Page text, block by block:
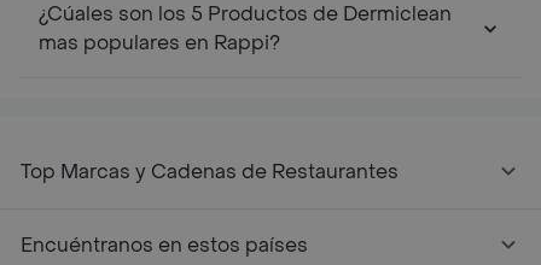
¿Cúales son los 5 Productos de Dermiclean
mas populares en Rappi?
Top Marcas y Cadenas de Restaurantes
Encuéntranos en estos países